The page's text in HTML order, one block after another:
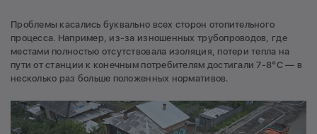
Проблемы касались буквально всех сторон отопительного
процесса. Например, из-за изношенных трубопроводов, где
местами полностью отсутствовала изоляция, потери тепла на
пути от станции к конечным потребителям достигали 7-8°С — в
несколько раз больше положенных нормативов.